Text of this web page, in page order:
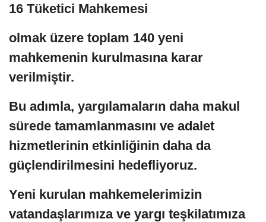
16 Tüketici Mahkemesi
olmak üzere toplam 140 yeni
mahkemenin kurulmasına karar
verilmiştir.
Bu adımla, yargılamaların daha makul
sürede tamamlanmasını ve adalet
hizmetlerinin etkinliğinin daha da
güçlendirilmesini hedefliyoruz.
Yeni kurulan mahkemelerimizin
vatandaşlarımıza ve yargı teşkilatımıza